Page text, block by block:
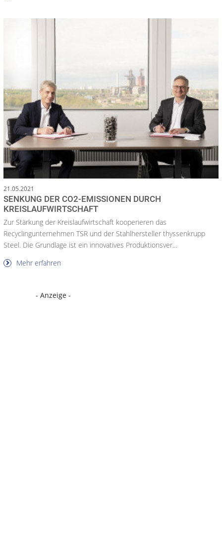
21.05.2021
SENKUNG DER CO2-EMISSIONEN DURCH
KREISLAUFWIRTSCHAFT
Zur Stärkung der Kreislaufwirtschaft kooperieren das
Recyclingunternehmen TSR und der Stahlhersteller thyssenkrupp
Steel. Die Grundlage ist ein innovatives Produktionsver...
Mehr erfahren
- Anzeige -